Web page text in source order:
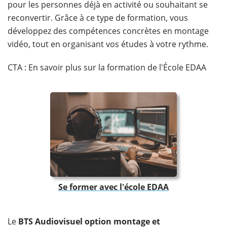
pour les personnes déjà en activité ou souhaitant se
reconvertir. Grâce à ce type de formation, vous
développez des compétences concrètes en montage
vidéo, tout en organisant vos études à votre rythme.
CTA : En savoir plus sur la formation de l'École EDAA
Se former avec l'école EDAA
​Le BTS Audiovisuel option montage et